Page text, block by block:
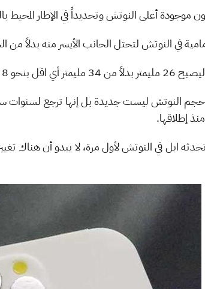
موجودة أعلى النوتش وتحديداً في الإطار المحيط
في النوتش لتحتل الحانب الأيسر منه بدلاً من
مقارنة بهاتف
إطلاقها.
تحدثه ابل في النوتش لأول مرة، لا يبدو أن